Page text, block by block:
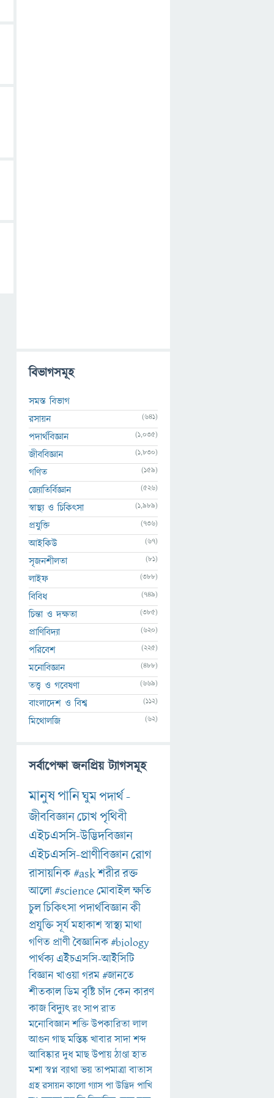
বিভাগসমূহ
সমস্ত বিভাগ
রসায়ন
(641)
পদার্থবিজ্ঞান (1,035)
জীববিজ্ঞান (1,830)
গণিত (159)
জ্যোতির্বিজ্ঞান (526)
স্বাস্থ্য ও চিকিৎসা (1,989)
প্রযুক্তি (736)
আইকিউ (67)
সৃজনশীলতা (81)
লাইফ (388)
বিবিধ (749)
চিন্তা ও দক্ষতা (385)
প্রাণিবিদ্যা (620)
পরিবেশ (225)
মনোবিজ্ঞান (488)
তত্ত্ব ও গবেষণা (669)
বাংলাদেশ ও বিশ্ব (112)
মিথোলজি (62)
সর্বাপেক্ষা জনপ্রিয় ট্যাগসমূহ
মানুষপানিঘুমপদার্থ-
জীববিজ্ঞানচোখপৃথিবী
এইচএসসি-উদ্ভিদবিজ্ঞান
এইচএসসি-প্রাণীবিজ্ঞানরোগ
রাসায়নিক#askশরীররক্ত
আলো#scienceমোবাইলক্ষতি
চুলচিকিৎসাপদার্থবিজ্ঞানকী
প্রযুক্তিসূর্যমহাকাশস্বাস্থ্যমাথা
গণিত প্রাণীবৈজ্ঞানিক#biology
পার্থক্য এইচএসসি-আইসিটি
বিজ্ঞানখাওয়াগরম#জানতে
শীতকালডিমবৃষ্টিচাঁদকেনকারণ
কাজবিদ্যুৎরংসাপরাত
মনোবিজ্ঞানশক্তিউপকারিতালাল
আগুনগাছমস্তিষ্কখাবারসাদাশব্দ
আবিষ্কারদুধমাছউপায়ঠাণ্ডাহাত
মশাস্বপ্নব্যাথাভয়তাপমাত্রাবাতাস
গ্রহরসায়নকালোগ্যাসপাউদ্ভিদপাখি